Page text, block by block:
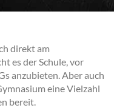
direkt am
es der Schule, vor
anzubieten. Aber auch
eine Vielzahl
bereit.